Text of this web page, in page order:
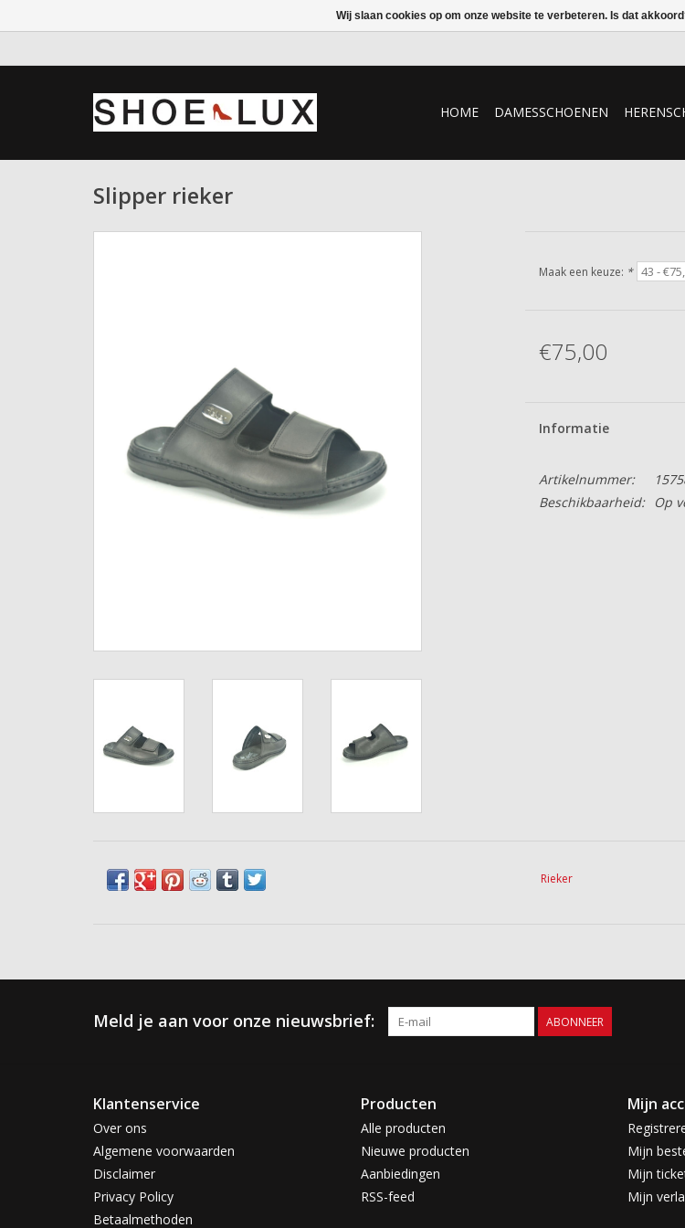
HOME DAMESSCHOENEN
Slipper rieker
Maak een keuze: *
€75,00
Informatie
Artikelnummer:
Beschikbaarheid:
Op
Rieker
Meld je aan voor onze nieuwsbrief: ABONNEER
Klantenservice
Over ons
Algemene voorwaarden
Disclaimer
Privacy Policy
Betaalmethoden
Producten
Alle producten
Nieuwe producten
Aanbiedingen
RSS-feed
Mijn
Mijn
Mijn
Mijn
Wij slaan cookies op om onze website te verbeteren. Is dat